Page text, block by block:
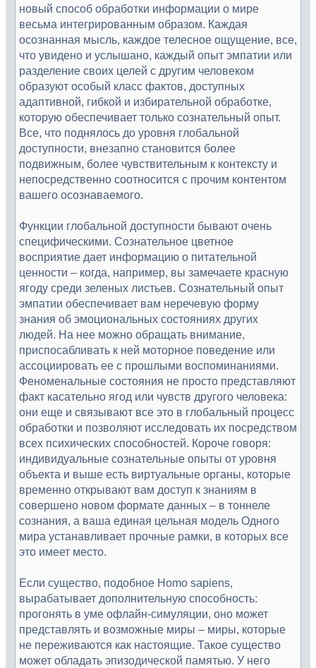
новый способ обработки информации о мире
весьма интегрированным образом. Каждая
осознанная мысль, каждое телесное ощущение, все,
что увидено и услышано, каждый опыт эмпатии или
разделение своих целей с другим человеком
образуют особый класс фактов, доступных
адаптивной, гибкой и избирательной обработке,
которую обеспечивает только сознательный опыт.
Все, что поднялось до уровня глобальной
доступности, внезапно становится более
подвижным, более чувствительным к контексту и
непосредственно соотносится с прочим контентом
вашего осознаваемого.
Функции глобальной доступности бывают очень
специфическими. Сознательное цветное
восприятие дает информацию о питательной
ценности – когда, например, вы замечаете красную
ягоду среди зеленых листьев. Сознательный опыт
эмпатии обеспечивает вам неречевую форму
знания об эмоциональных состояниях других
людей. На нее можно обращать внимание,
приспосабливать к ней моторное поведение или
ассоциировать ее с прошлыми воспоминаниями.
Феноменальные состояния не просто представляют
факт касательно ягод или чувств другого человека:
они еще и связывают все это в глобальный процесс
обработки и позволяют исследовать их посредством
всех психических способностей. Короче говоря:
индивидуальные сознательные опыты от уровня
объекта и выше есть виртуальные органы, которые
временно открывают вам доступ к знаниям в
совершено новом формате данных – в тоннеле
сознания, а ваша единая цельная модель Одного
мира устанавливает прочные рамки, в которых все
это имеет место.
Если существо, подобное Homo sapiens,
вырабатывает дополнительную способность:
прогонять в уме офлайн-симуляции, оно может
представлять и возможные миры – миры, которые
не переживаются как настоящие. Такое существо
может обладать эпизодической памятью. У него